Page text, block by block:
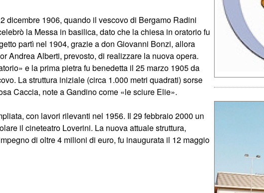
dicembre 1906, quando il vescovo di Bergamo Radini
la Messa in basilica, dato che la chiesa in oratorio fu
partì nel 1904, grazie a don Giovanni Bonzi, allora
Andrea Alberti, prevosto, di realizzare la nuova opera.
e la prima pietra fu benedetta il 25 marzo 1905 da
La struttura iniziale (circa 1.000 metri quadrati) sorse
Caccia, note a Gandino come «le sciure Elie».
con lavori rilevanti nel 1956. Il 29 febbraio 2000 un
il cineteatro Loverini. La nuova attuale struttura,
di oltre 4 milioni di euro, fu inaugurata il 12 maggio